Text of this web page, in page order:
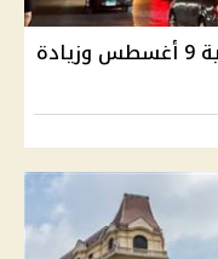
قانون الإيجار القديم أمام الدستورية 9 أغسطس وزيادة